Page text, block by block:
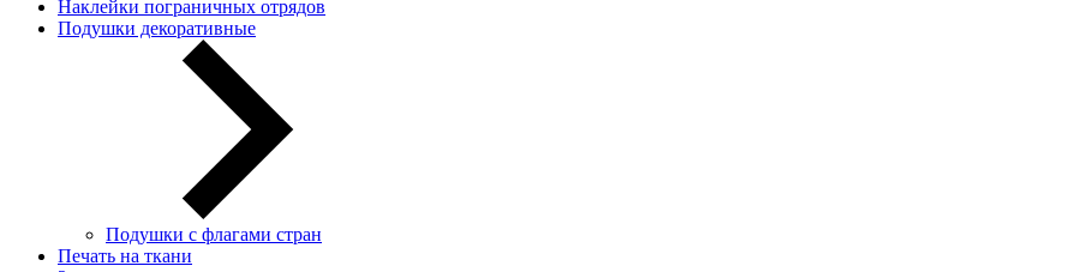
Наклейки пограничных отрядов
Подушки декоративные
Подушки с флагами стран
Печать на ткани